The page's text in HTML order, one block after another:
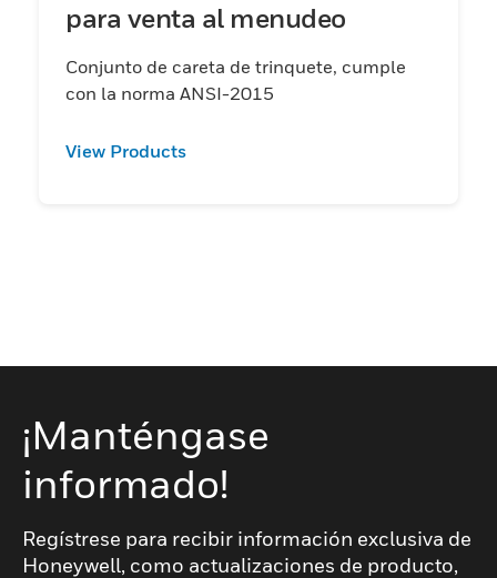
para venta al menudeo
Conjunto de careta de trinquete, cumple
con la norma ANSI-2015
View Products
¡Manténgase
informado!
Regístrese para recibir información exclusiva de
Honeywell, como actualizaciones de producto,